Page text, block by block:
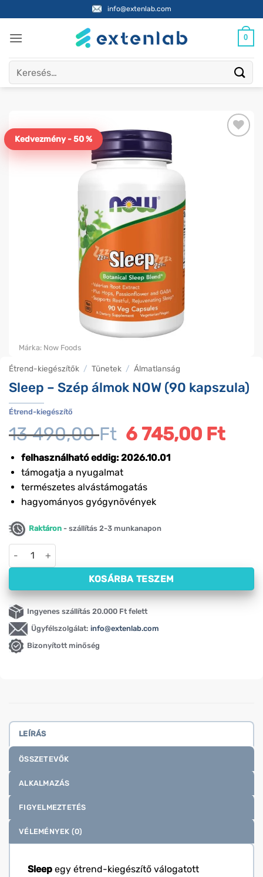
to
content
info@extenlab.com
0
a
Kedvezmény - 50 %
Étrend-kiegészítők / Tünetek / Álmatlanság
Sleep – Szép álmok NOW (90 kapszula)
Étrend-kiegészítő
13 490,00Ft Original
price
was:
490,00 Ft.
6 745,00 Ft
price
felhasználható eddig: 2026.10.01
támogatja a nyugalmat
természetes alvástámogatás
hagyományos gyógynövények
Raktáron - szállítás 2-3 munkanapon
Sleep – Szép álmok NOW (90 kapszula) mennyiség
KOSÁRBA TESZEM
Ingyenes szállítás 20.000 Ft felett
Ügyfélszolgálat: info@extenlab.com
Bizonyított minőség
Márka: Now Foods
LEÍRÁS
ÖSSZETEVŐK
ALKALMAZÁS
FIGYELMEZTETÉS
VÉLEMÉNYEK (0)
Sleep egy étrend-kiegészítő válogatott